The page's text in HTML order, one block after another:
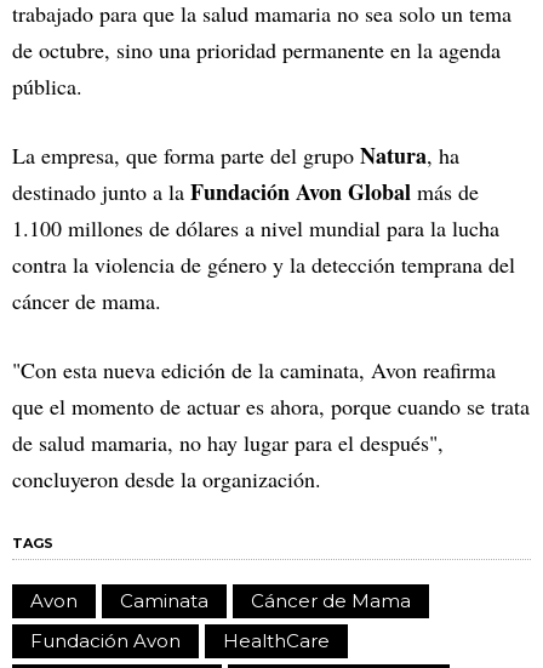
trabajado para que la salud mamaria no sea solo un tema
de octubre, sino una prioridad permanente en la agenda
pública.
La empresa, que forma parte del grupo Natura, ha
destinado junto a la Fundación Avon Global más de
1.100 millones de dólares a nivel mundial para la lucha
contra la violencia de género y la detección temprana del
cáncer de mama.
"Con esta nueva edición de la caminata, Avon reafirma
que el momento de actuar es ahora, porque cuando se trata
de salud mamaria, no hay lugar para el después",
concluyeron desde la organización.
TAGS
Avon Caminata
Cáncer de Mama
Fundación Avon
HealthCare